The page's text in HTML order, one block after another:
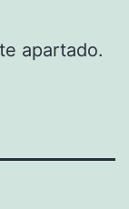
apartado.